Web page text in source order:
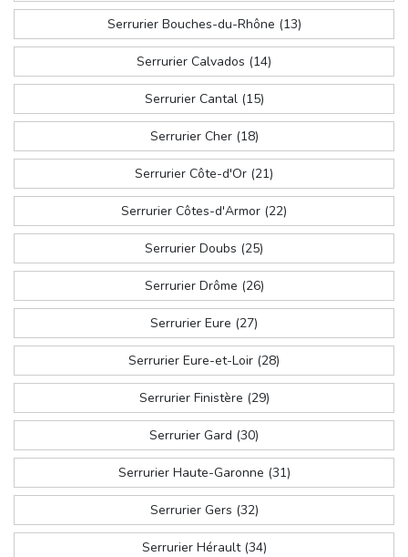
Serrurier Bouches-du-Rhône (13)
Serrurier Calvados (14)
Serrurier Cantal (15)
Serrurier Cher (18)
Serrurier Côte-d'Or (21)
Serrurier Côtes-d'Armor (22)
Serrurier Doubs (25)
Serrurier Drôme (26)
Serrurier Eure (27)
Serrurier Eure-et-Loir (28)
Serrurier Finistère (29)
Serrurier Gard (30)
Serrurier Haute-Garonne (31)
Serrurier Gers (32)
Serrurier Hérault (34)